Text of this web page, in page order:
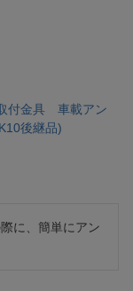
付金具 車載アン
後継品)
に、簡単にアン